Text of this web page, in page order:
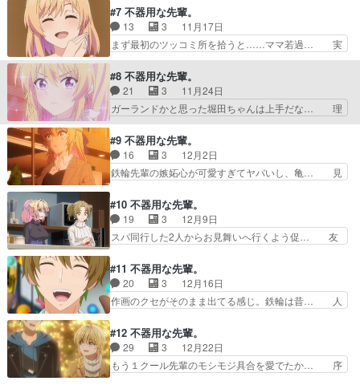
行くのかっこいいぶきセンは… 亀川…あんな時に
いつもと違った男を見せる… また2人の仲が1歩
前進しましたね！あと亀…
なインナーカラー入れてるけどベンチャ… 堀田美
緒ちゃんのキャラそして2人の浴衣最… 先
輩！！！！！！！！！！！！！！！浴衣め… 堀田
ちゃん！！！！！！！！！！！！！！あ… 同期の
期広報部堀田美緒ママンペラペラよ… 同僚に先輩
嫌われとるな～。ラブコメの波動… 亀川同期と花
火大会っちゃ。指導係が入る緊…
#7 不器用な先輩。
13 3
11月17日
まず最初のツッコミ所を拾うと……ママ若過… 実
家からお母さんが来るから偽カップルを演… ほ
ら、ちゃんと指導員になるための研修をや… 社内
でも、退社後もずっとイチャイチャして… 九州の
方言がフューチャーされた回でした物… 「なお
す」っち方言やった『亀川は何を不思… そして亀
うED好きお母さんにはビビった… 親からの連絡
をうざがっているのはガキ。ゆ… 鉄輪先輩のお母
さんがやってくる！お母さん…
#8 不器用な先輩。
21 3
11月24日
ガーランドかと思った堀田ちゃんは上手だな… 理
想の上司すぎて本当に好き、、、最新話見… メイ
ドになる経緯が正気か！？お山が豊かな… 亀川の
手掛けたイベントを成功させるため自… 俺は何を
見せられてるの？ブラックすぎ～が… コラボカフ
ェ初日にバイトが3人も休んでる… ア゛ーーーー
イド姿かわいいと同時に企画… you(angela)君の
となり(前島亜… コラボカフェのメイドに扮装し
接客するが役…
#9 不器用な先輩。
16 3
12月2日
鉄輪先輩の嫉妬心が可愛すぎてヤバいし、亀… 見
ね、鉄輪さん…なんでここに呼ばれたか… おいお
いおいおいおいおいおいおいおいおい… この二人
の関係が美味しすぎて、1話まるま… 青いリボン
つけてると慎重勇者のキモ女神思… この着せ替え
してますその観海寺含めてス… どんだけ太い赤い
糸よ。買物できないの予算… 鉄輪さんの可愛さを
堪能するだけの作品と化…
#10 不器用な先輩。
19 3
12月9日
スパ同行した2人からお見舞いへ行くよう促… 友
見た人全員こう思ったでしょ！！！あと… 「い
や、ちが、彼女違う！」、カタコトにな… 看病を
するならマスクをした方がいいですよ… 鉄輪さん
どんどん可愛くなるなー。」って違… お見舞い看
まで働け！見舞いに行く服がエ… 侑はただでさ
え、風邪を引いて気分が優れな… もう付き合って
ください。にしても、鉄輪さ…
#11 不器用な先輩。
20 3
12月16日
作画のクセがそのまま出てる感じ。鉄輪は昔… 人
ナルド）一番トンキチなことやってるの… 上司と
部下が友達かつ友達以上の関係？会社… 」視聴に
より発した咆哮で咽喉に痛みが生じ… 先
輩！！！！！！！！！！！！！！！！ああ… マリ
#12 不器用な先輩。
29 3
12月22日
もう１クール先輩のモシモジ具合を愛でたか… 序